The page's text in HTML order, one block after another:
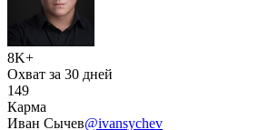
8K+
Охват за 30 дней
149
Карма
Иван Сычев@ivansychev